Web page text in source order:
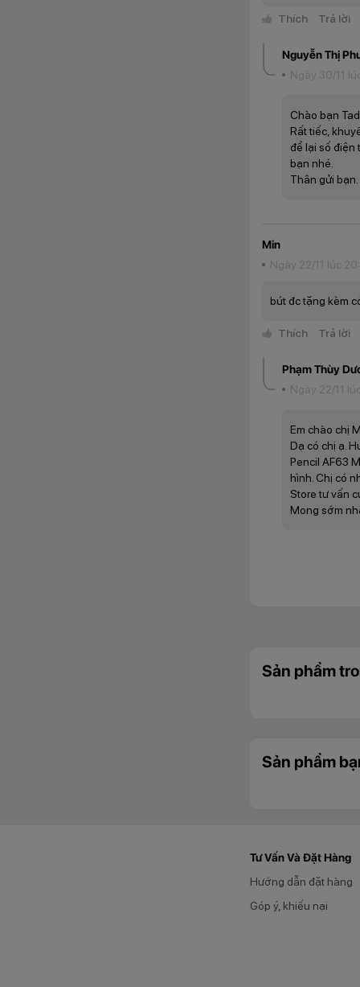
Thích Trả lời
Nguyễn Thị
Ngày 30/11
Chào bạn
Rất tiếc,
để lại số điện
bạn nhé.
Thân gửi bạn.
Min
Ngày 22/11 lúc
bút đc tặng kèm
Thích Trả lời
Phạm Thùy
Ngày 22/11
Em chào chị
Dạ có chị ạ.
Pencil AF63
hình. Chị có
Store tư vấn
Mong sớm
Sản phẩm
Sản phẩm
Tư Vấn Và Đặt Hàng
Hướng dẫn đặt hàng
Góp ý, khiếu nại